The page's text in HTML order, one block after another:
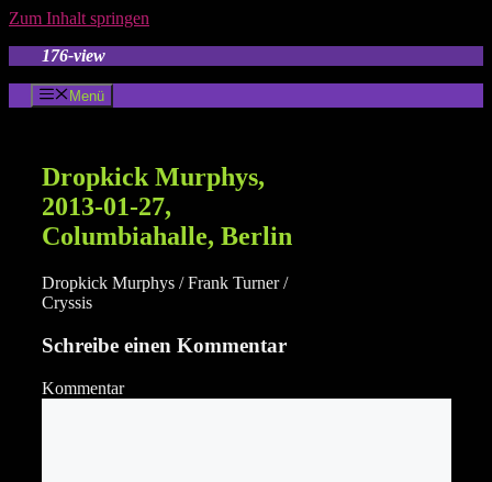
Zum Inhalt springen
176-view
Menü
Dropkick Murphys,
2013-01-27,
Columbiahalle, Berlin
Dropkick Murphys / Frank Turner /
Cryssis
Schreibe einen Kommentar
Kommentar